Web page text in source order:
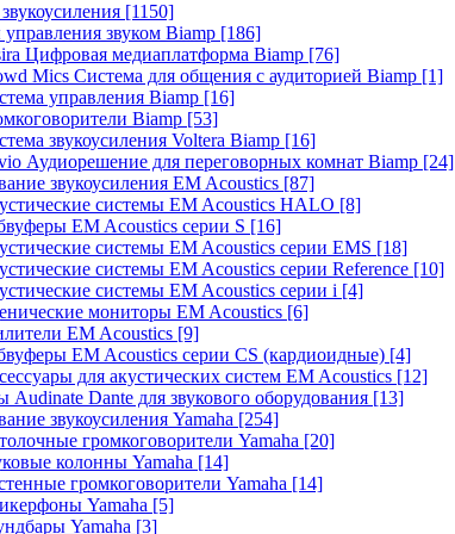
[1150]
звуком Biamp [186]
Цифровая медиаплатформа Biamp [76]
Mics Система для общения с аудиторией Biamp [1]
управления Biamp [16]
Biamp [53]
звукоусиления Voltera Biamp [16]
Аудиорешение для переговорных комнат Biamp [24]
звукоусиления EM Acoustics [87]
системы EM Acoustics HALO [8]
EM Acoustics серии S [16]
системы EM Acoustics серии EMS [18]
системы EM Acoustics серии Reference [10]
системы EM Acoustics серии i [4]
мониторы EM Acoustics [6]
EM Acoustics [9]
EM Acoustics серии CS (кардиоидные) [4]
для акустических систем EM Acoustics [12]
Audinate Dante для звукового оборудования [13]
звукоусиления Yamaha [254]
громкоговорители Yamaha [20]
колонны Yamaha [14]
громкоговорители Yamaha [14]
Yamaha [5]
Yamaha [3]